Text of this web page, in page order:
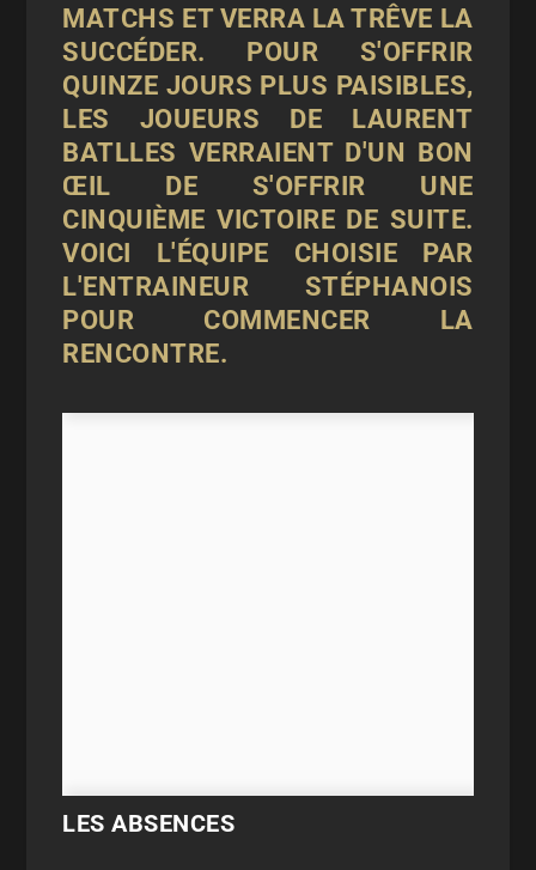
MATCHS ET VERRA LA TRÊVE LA
SUCCÉDER. POUR S'OFFRIR
QUINZE JOURS PLUS PAISIBLES,
LES JOUEURS DE LAURENT
BATLLES VERRAIENT D'UN BON
ŒIL DE S'OFFRIR UNE
CINQUIÈME VICTOIRE DE SUITE.
VOICI L'ÉQUIPE CHOISIE PAR
L'ENTRAINEUR STÉPHANOIS
POUR COMMENCER LA
RENCONTRE.
LES ABSENCES